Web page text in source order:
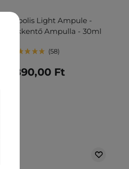
- Propolis Light Ampule -
Ampulla - 30ml
58
5 890,00 Ft